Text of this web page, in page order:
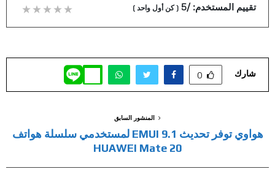
تقييم المستخدم:/5
(كن أول واحد )
شارك 0
المنشور السابق
هواوي توفر تحديث EMUI 9.1 لمستخدمي سلسلة هواتف
HUAWEI Mate 20